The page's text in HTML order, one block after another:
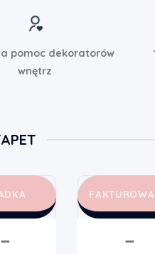
pomoc dekoratorów
wnętrz
➖ ➖